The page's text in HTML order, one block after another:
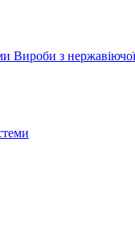
Вироби з нержавіючої